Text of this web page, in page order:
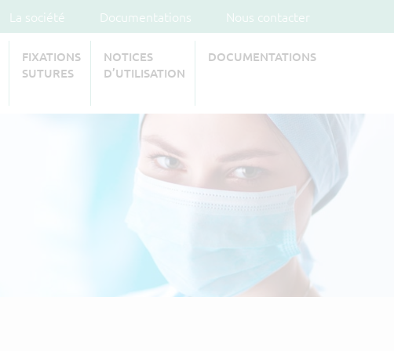
La société Documentations Nous contacter
FIXATIONS
SUTURES
NOTICES
D’UTILISATION
DOCUMENTATIONS